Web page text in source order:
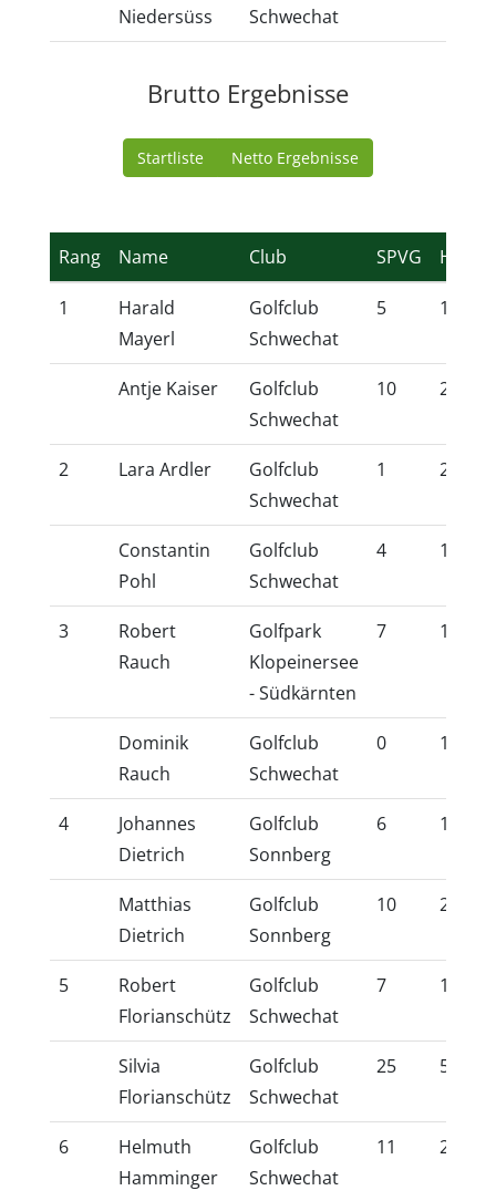
Niedersüss
Schwechat
Brutto Ergebnisse
Startliste Netto Ergebnisse
Rang Name Club SPVG HCP
1
Harald
Mayerl
Golfclub
Schwechat
5 14,1
Antje Kaiser
Golfclub
Schwechat
10 22,2
2 Lara Ardler
Golfclub
Schwechat
1 2,4
Constantin
Pohl
Golfclub
Schwechat
4 11,9
3
Robert
Rauch
Golfpark
Klopeinersee
- Südkärnten
7 17,0
Dominik
Rauch
Golfclub
Schwechat
0 1,9
4
Johannes
Dietrich
Golfclub
Sonnberg
6 15,8
Matthias
Dietrich
Golfclub
Sonnberg
10 23,8
5
Robert
Florianschütz
Golfclub
Schwechat
7 17,4
Silvia
Florianschütz
Golfclub
Schwechat
25 54,0
6
Helmuth
Hamminger
Golfclub
Schwechat
11 25,2